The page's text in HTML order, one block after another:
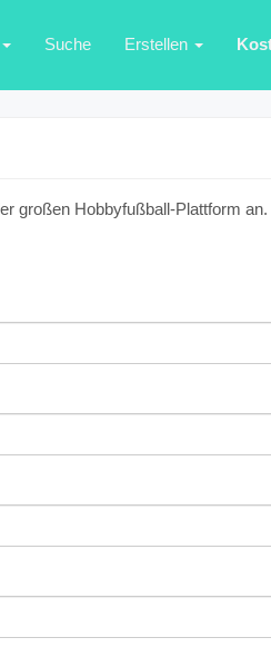
Suche Erstellen
großen Hobbyfußball-Plattform an.